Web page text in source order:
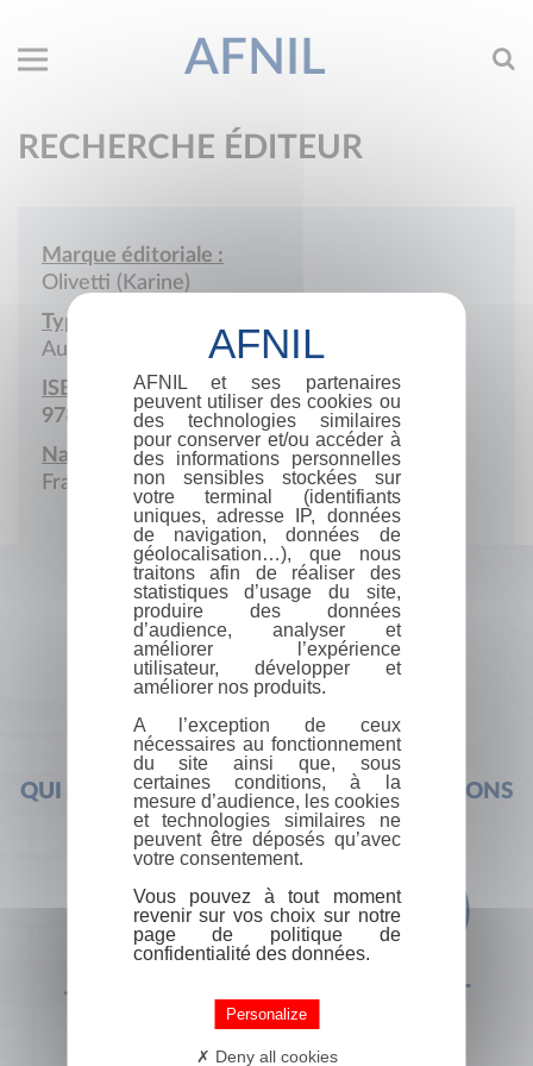
AFNIL
RECHERCHE ÉDITEUR
Marque éditoriale :
Olivetti (Karine)
Type de société :
Auto-édition
ISBN :
978-2-9591948
Nationalité :
France
QUI SOMMES-NOUS ? FOIRE AUX QUESTIONS
+33 (0) 1 44 41 29 19 CONTACT
AFNIL et ses partenaires
peuvent utiliser des cookies ou
des technologies similaires
pour conserver et/ou accéder à
des informations personnelles
non sensibles stockées sur
votre terminal (identifiants
uniques, adresse IP, données
de navigation, données de
géolocalisation…), que nous
traitons afin de réaliser des
statistiques d’usage du site,
produire des données
d’audience, analyser et
améliorer l’expérience
utilisateur, développer et
améliorer nos produits.
A l’exception de ceux
nécessaires au fonctionnement
du site ainsi que, sous
certaines conditions, à la
mesure d’audience, les cookies
et technologies similaires ne
peuvent être déposés qu’avec
votre consentement.
Vous pouvez à tout moment
revenir sur vos choix sur notre
page de politique de
confidentialité des données.
Personalize
Deny all cookies